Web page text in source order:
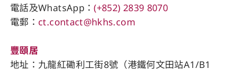
電話及WhatsApp：(+852) 2839 8070
電郵： ct.contact@hkhs.com
豐頤居
地址：九龍紅磡利工街8號（港鐵何文田站A1/B1